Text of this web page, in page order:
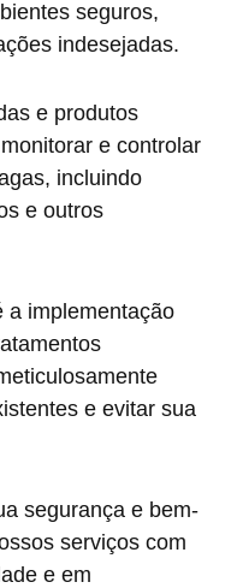
seguros,
indesejadas.
e produtos
e controlar
incluindo
e outros
a implementação
e evitar sua
segurança e bem-
serviços com
e em